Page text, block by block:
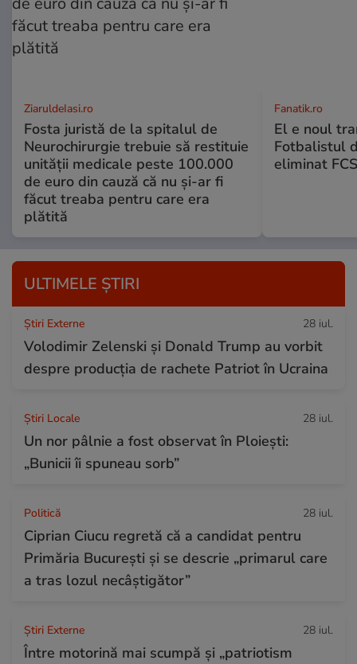
ZiaruldeIasi.ro
Fosta juristă de la spitalul de
Neurochirurgie trebuie să restituie
unității medicale peste 100.000
de euro din cauză că nu și-ar fi
făcut treaba pentru care era
plătită
Fanatik.ro
El e noul
Fotbalistul
eliminat
ULTIMELE ȘTIRI
Știri Externe 28 iul.
Volodimir Zelenski și Donald Trump au vorbit
despre producția de rachete Patriot în Ucraina
Știri Locale 28 iul.
Un nor pâlnie a fost observat în Ploiești:
„Bunicii îi spuneau sorb”
Politică 28 iul.
Ciprian Ciucu regretă că a candidat pentru
Primăria București și se descrie „primarul care
a tras lozul necâștigător”
Știri Externe 28 iul.
Între motorină mai scumpă și „patriotism